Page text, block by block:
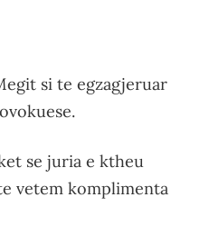
si te egzagjeruar
se juria e ktheu
vetem komplimenta